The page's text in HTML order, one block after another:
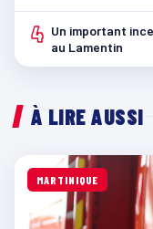
4 Un important
au Lamentin
À LIRE AUSSI
MARTINIQUE